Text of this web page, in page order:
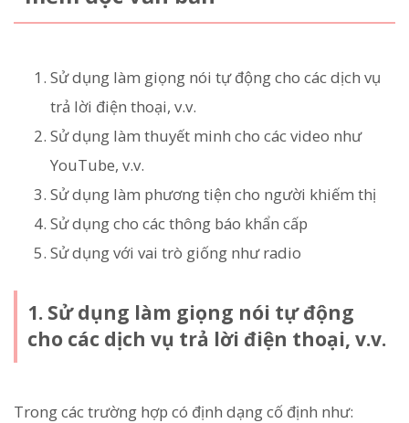
Sử dụng làm giọng nói tự động cho các dịch vụ
trả lời điện thoại, v.v.
Sử dụng làm thuyết minh cho các video như
YouTube, v.v.
Sử dụng làm phương tiện cho người khiếm thị
Sử dụng cho các thông báo khẩn cấp
Sử dụng với vai trò giống như radio
1. Sử dụng làm giọng nói tự động
cho các dịch vụ trả lời điện thoại, v.v.
Trong các trường hợp có định dạng cố định như: